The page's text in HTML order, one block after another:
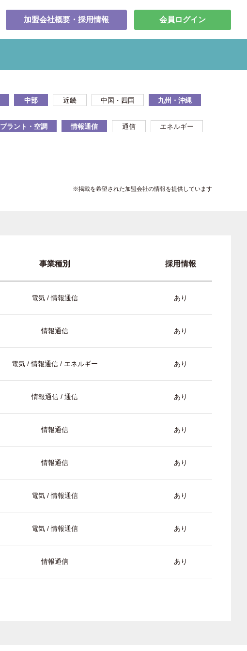
加盟会社概要・採用情報 会員ログイン
中部 近畿 中国・四国 九州・沖縄
プラント・空調 情報通信 通信 エネルギー
※掲載を希望された加盟会社の情報を提供しています
事業種別 採用情報
電気 / 情報通信 あり
情報通信 あり
電気 / 情報通信 / エネルギー あり
情報通信 / 通信 あり
情報通信 あり
情報通信 あり
電気 / 情報通信 あり
電気 / 情報通信 あり
情報通信 あり